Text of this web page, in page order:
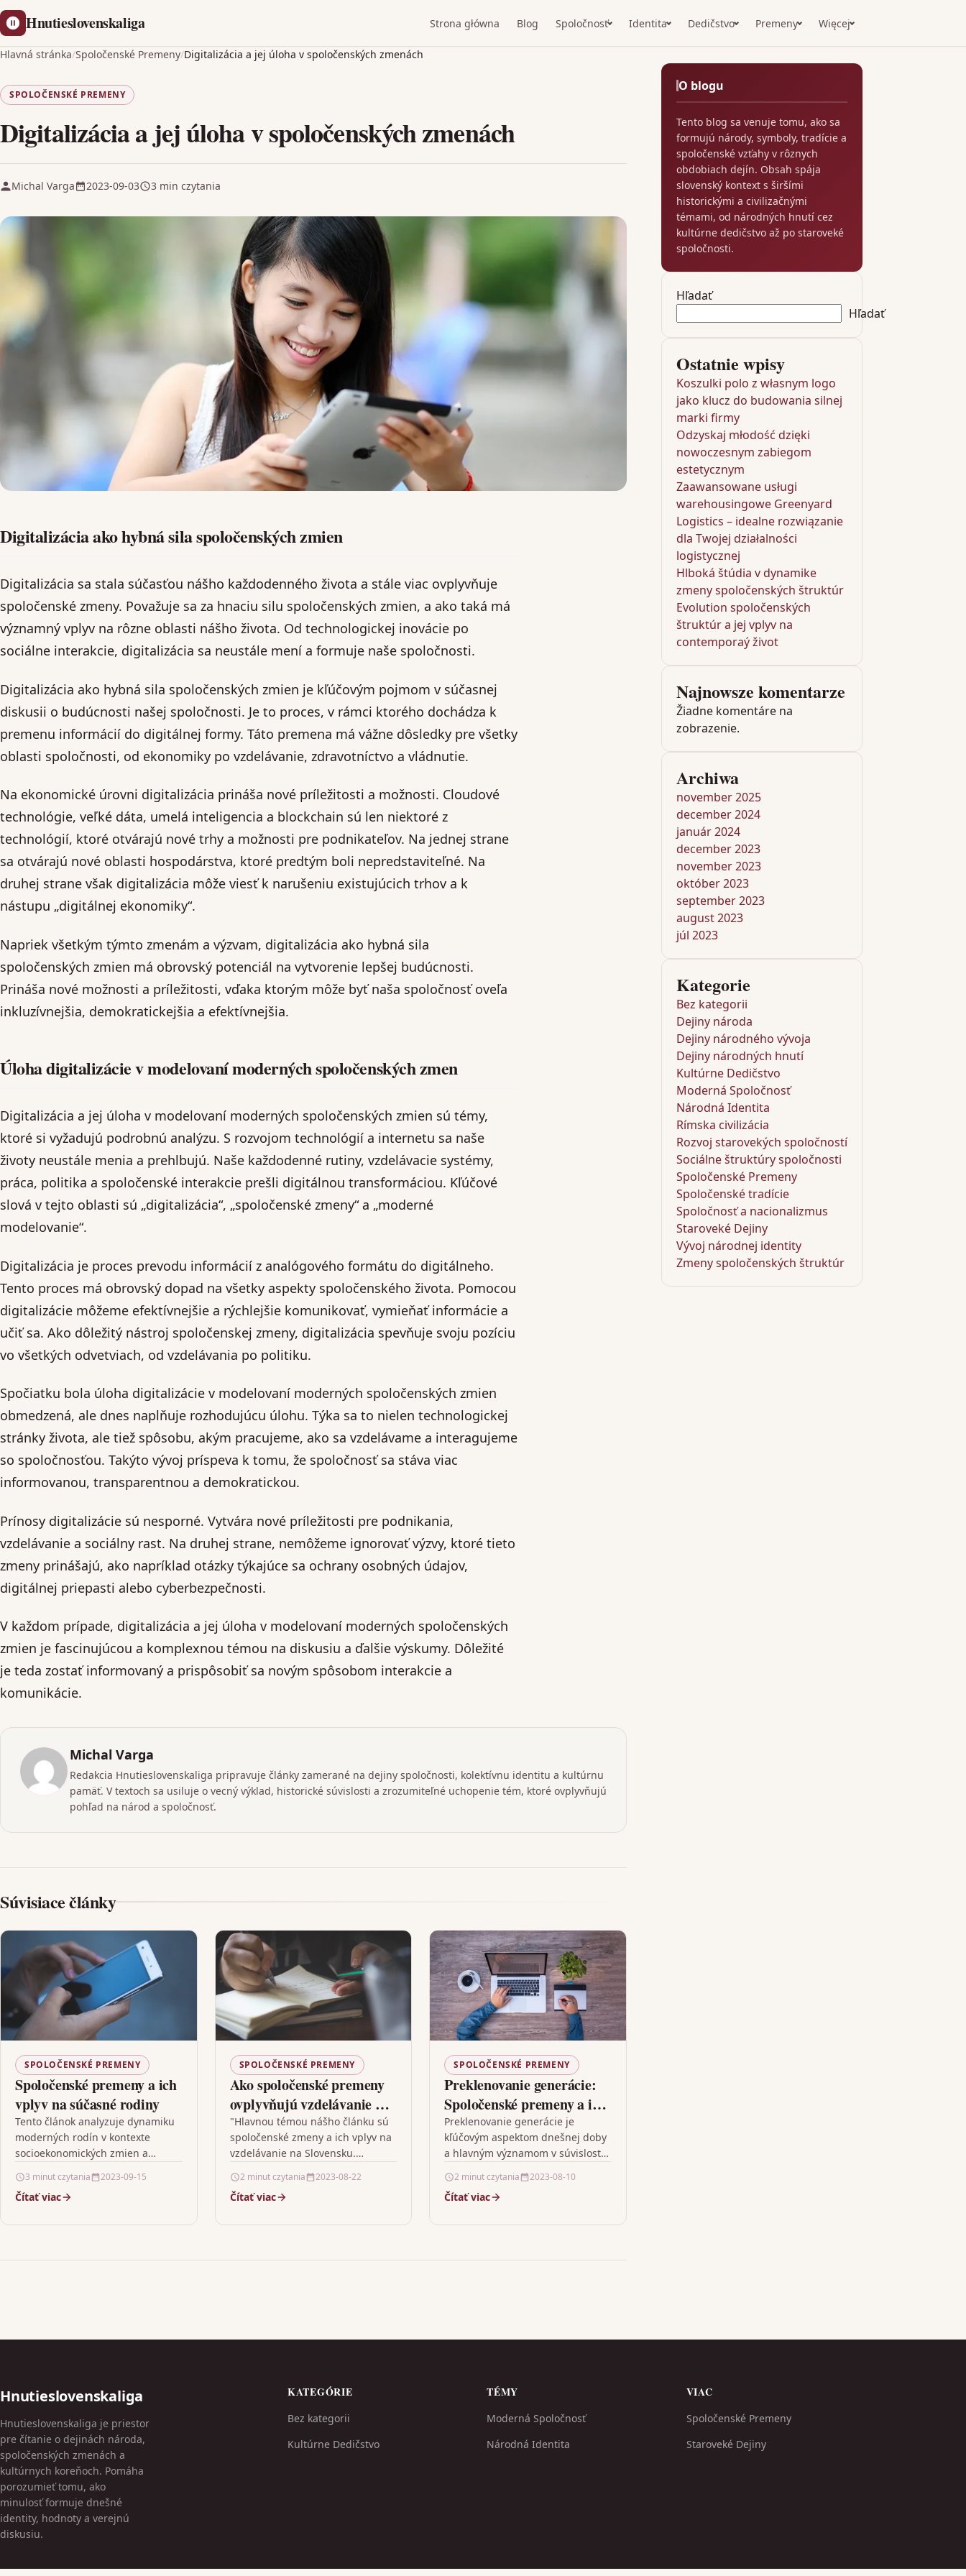
Hnutieslovenskaliga Strona główna Blog Spoločnosť Identita Dedičstvo Premeny Więcej
Hlavná stránka/Spoločenské Premeny/Digitalizácia a jej úloha v spoločenských zmenách
SPOLOČENSKÉ PREMENY
Digitalizácia a jej úloha v spoločenských zmenách
Michal Varga 2023-09-03 3 min czytania
Digitalizácia ako hybná sila spoločenských zmien
Digitalizácia sa stala súčasťou nášho každodenného života a stále viac ovplyvňuje
spoločenské zmeny. Považuje sa za hnaciu silu spoločenských zmien, a ako taká má
významný vplyv na rôzne oblasti nášho života. Od technologickej inovácie po
sociálne interakcie, digitalizácia sa neustále mení a formuje naše spoločnosti.
Digitalizácia ako hybná sila spoločenských zmien je kľúčovým pojmom v súčasnej
diskusii o budúcnosti našej spoločnosti. Je to proces, v rámci ktorého dochádza k
premenu informácií do digitálnej formy. Táto premena má vážne dôsledky pre všetky
oblasti spoločnosti, od ekonomiky po vzdelávanie, zdravotníctvo a vládnutie.
Na ekonomické úrovni digitalizácia prináša nové príležitosti a možnosti. Cloudové
technológie, veľké dáta, umelá inteligencia a blockchain sú len niektoré z
technológií, ktoré otvárajú nové trhy a možnosti pre podnikateľov. Na jednej strane
sa otvárajú nové oblasti hospodárstva, ktoré predtým boli nepredstaviteľné. Na
druhej strane však digitalizácia môže viesť k narušeniu existujúcich trhov a k
nástupu „digitálnej ekonomiky“.
Napriek všetkým týmto zmenám a výzvam, digitalizácia ako hybná sila
spoločenských zmien má obrovský potenciál na vytvorenie lepšej budúcnosti.
Prináša nové možnosti a príležitosti, vďaka ktorým môže byť naša spoločnosť oveľa
inkluzívnejšia, demokratickejšia a efektívnejšia.
Úloha digitalizácie v modelovaní moderných spoločenských zmen
Digitalizácia a jej úloha v modelovaní moderných spoločenských zmien sú témy,
ktoré si vyžadujú podrobnú analýzu. S rozvojom technológií a internetu sa naše
životy neustále menia a prehlbujú. Naše každodenné rutiny, vzdelávacie systémy,
práca, politika a spoločenské interakcie prešli digitálnou transformáciou. Kľúčové
slová v tejto oblasti sú „digitalizácia“, „spoločenské zmeny“ a „moderné
modelovanie“.
Digitalizácia je proces prevodu informácií z analógového formátu do digitálneho.
Tento proces má obrovský dopad na všetky aspekty spoločenského života. Pomocou
digitalizácie môžeme efektívnejšie a rýchlejšie komunikovať, vymieňať informácie a
učiť sa. Ako dôležitý nástroj spoločenskej zmeny, digitalizácia spevňuje svoju pozíciu
vo všetkých odvetviach, od vzdelávania po politiku.
Spočiatku bola úloha digitalizácie v modelovaní moderných spoločenských zmien
obmedzená, ale dnes naplňuje rozhodujúcu úlohu. Týka sa to nielen technologickej
stránky života, ale tiež spôsobu, akým pracujeme, ako sa vzdelávame a interagujeme
so spoločnosťou. Takýto vývoj príspeva k tomu, že spoločnosť sa stáva viac
informovanou, transparentnou a demokratickou.
Prínosy digitalizácie sú nesporné. Vytvára nové príležitosti pre podnikania,
vzdelávanie a sociálny rast. Na druhej strane, nemôžeme ignorovať výzvy, ktoré tieto
zmeny prinášajú, ako napríklad otázky týkajúce sa ochrany osobných údajov,
digitálnej priepasti alebo cyberbezpečnosti.
V každom prípade, digitalizácia a jej úloha v modelovaní moderných spoločenských
zmien je fascinujúcou a komplexnou témou na diskusiu a ďalšie výskumy. Dôležité
je teda zostať informovaný a prispôsobiť sa novým spôsobom interakcie a
komunikácie.
Michal Varga
Redakcia Hnutieslovenskaliga pripravuje články zamerané na dejiny spoločnosti, kolektívnu identitu a kultúrnu
pamäť. V textoch sa usiluje o vecný výklad, historické súvislosti a zrozumiteľné uchopenie tém, ktoré ovplyvňujú
pohľad na národ a spoločnosť.
Súvisiace články
SPOLOČENSKÉ PREMENY
Spoločenské premeny a ich
vplyv na súčasné rodiny
Tento článok analyzuje dynamiku
moderných rodín v kontexte
socioekonomických zmien a
odohrávali od druhej polovice 20.
storočia až po súčasnosť.…
3 minut czytania 2023-09-15
Čítať viac
SPOLOČENSKÉ PREMENY
Ako spoločenské premeny
ovplyvňujú vzdelávanie na
Slovensku
"Hlavnou témou nášho článku sú
spoločenské zmeny a ich vplyv na
vzdelávanie na Slovensku.
meniaca dynamika spoločnosti,
prinášajúca nové výzvy…
2 minut czytania 2023-08-22
Čítať viac
SPOLOČENSKÉ PREMENY
Preklenovanie generácie:
Spoločenské premeny a ich
vplyv na staršie generácie
Preklenovanie generácie je
kľúčovým aspektom dnešnej doby
a hlavným významom v súvislosti
spoločenskými zmenami, ktorými
si naše spoločnosti neustále
2 minut czytania 2023-08-10
Čítať viac
O blogu
Tento blog sa venuje tomu, ako sa
formujú národy, symboly, tradície a
spoločenské vzťahy v rôznych
obdobiach dejín. Obsah spája
slovenský kontext s širšími
historickými a civilizačnými
témami, od národných hnutí cez
kultúrne dedičstvo až po staroveké
spoločnosti.
Hľadať
Hľadať
Ostatnie wpisy
Koszulki polo z własnym logo
jako klucz do budowania silnej
marki firmy
Odzyskaj młodość dzięki
nowoczesnym zabiegom
estetycznym
Zaawansowane usługi
warehousingowe Greenyard
Logistics – idealne rozwiązanie
dla Twojej działalności
logistycznej
Hlboká štúdia v dynamike
zmeny spoločenských štruktúr
Evolution spoločenských
štruktúr a jej vplyv na
contemporaý život
Najnowsze komentarze
Žiadne komentáre na
zobrazenie.
Archiwa
november 2025
december 2024
január 2024
december 2023
november 2023
október 2023
september 2023
august 2023
júl 2023
Kategorie
Bez kategorii
Dejiny národa
Dejiny národného vývoja
Dejiny národných hnutí
Kultúrne Dedičstvo
Moderná Spoločnosť
Národná Identita
Rímska civilizácia
Rozvoj starovekých spoločností
Sociálne štruktúry spoločnosti
Spoločenské Premeny
Spoločenské tradície
Spoločnosť a nacionalizmus
Staroveké Dejiny
Vývoj národnej identity
Zmeny spoločenských štruktúr
Hnutieslovenskaliga
Hnutieslovenskaliga je priestor
pre čítanie o dejinách národa,
spoločenských zmenách a
kultúrnych koreňoch. Pomáha
porozumieť tomu, ako
minulosť formuje dnešné
identity, hodnoty a verejnú
diskusiu.
KATEGÓRIE
Bez kategorii
Kultúrne Dedičstvo
TÉMY
Moderná Spoločnosť
Národná Identita
VIAC
Spoločenské Premeny
Staroveké Dejiny